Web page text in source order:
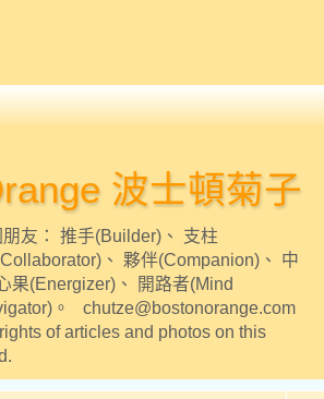
波士頓菊子
友： 推手(Builder)、 支柱
、 夥伴(Companion)、 中
果(Energizer)、 開路者(Mind
。 chutze@bostonorange.com
of articles and photos on this